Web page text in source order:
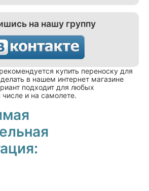
на нашу группу
купить переноску для
в нашем интернет магазине
подходит для любых
и на самолете.